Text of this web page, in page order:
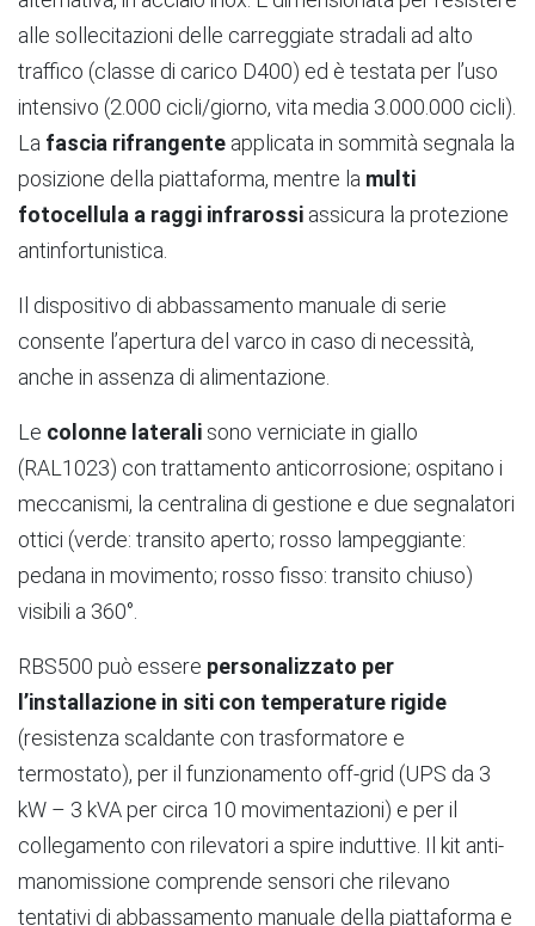
alle sollecitazioni delle carreggiate stradali ad alto
traffico (classe di carico D400) ed è testata per l’uso
intensivo (2.000 cicli/giorno, vita media 3.000.000 cicli).
La fascia rifrangente applicata in sommità segnala la
posizione della piattaforma, mentre la multi
fotocellula a raggi infrarossi assicura la protezione
antinfortunistica.
Il dispositivo di abbassamento manuale di serie
consente l’apertura del varco in caso di necessità,
anche in assenza di alimentazione.
Le colonne laterali sono verniciate in giallo
(RAL1023) con trattamento anticorrosione; ospitano i
meccanismi, la centralina di gestione e due segnalatori
ottici (verde: transito aperto; rosso lampeggiante:
pedana in movimento; rosso fisso: transito chiuso)
visibili a 360°.
RBS500 può essere personalizzato per
l’installazione in siti con temperature rigide
(resistenza scaldante con trasformatore e
termostato), per il funzionamento off-grid (UPS da 3
kW – 3 kVA per circa 10 movimentazioni) e per il
collegamento con rilevatori a spire induttive. Il kit anti-
manomissione comprende sensori che rilevano
tentativi di abbassamento manuale della piattaforma e